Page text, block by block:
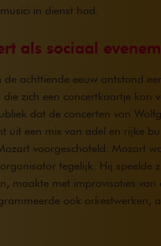
in dienst had.
als sociaal
de achttiende eeuw ontstond
die zich een concertkaartje kon
dat de concerten van
uit een mix van adel en rijke
voorgeschoteld: Mozart
tegelijk. Hij speelde
maakte met improvisaties van
ook orkestwerken,